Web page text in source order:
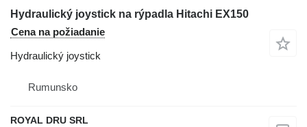
Hydraulický joystick na rýpadla Hitachi EX150
Cena na požiadanie
Hydraulický joystick
Rumunsko
ROYAL DRU SRL